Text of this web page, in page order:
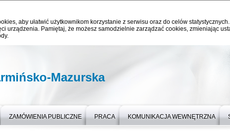
aby ułatwić użytkownikom korzystanie z serwisu oraz do celów
urządzenia. Pamiętaj, że możesz samodzielnie zarządzać cookies, zmieniając
Mazurska
ZAMÓWIENIA PUBLICZNE PRACA KOMUNIKACJA WEWNĘTRZNA